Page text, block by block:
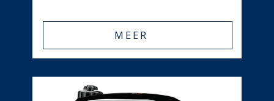
MEER